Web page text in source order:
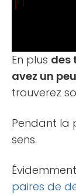
En plus des
avez un
trouverez
Pendant la
sens.
paires de